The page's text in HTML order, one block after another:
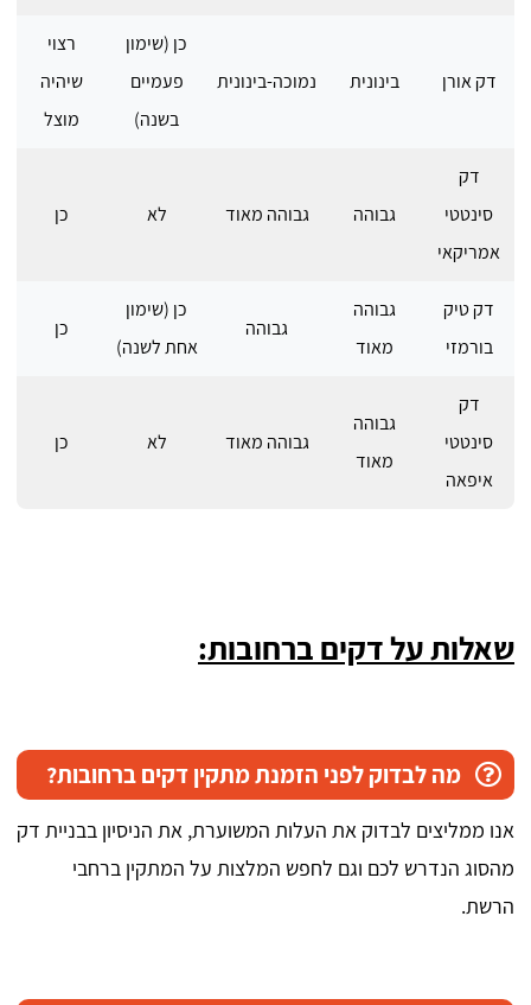
דק אורן בינונית נמוכה-בינונית
כן (שימון
פעמיים
בשנה)
רצוי
שיהיה
מוצל
דק
סינטטי
אמריקאי
גבוהה גבוהה מאוד לא כן
דק טיק
בורמזי
גבוהה
מאוד
גבוהה
כן (שימון
אחת לשנה)
כן
דק
סינטטי
איפאה
גבוהה
מאוד
גבוהה מאוד לא כן
שאלות על דקים ברחובות:
מה לבדוק לפני הזמנת מתקין דקים ברחובות?
אנו ממליצים לבדוק את העלות המשוערת, את הניסיון בבניית דק
מהסוג הנדרש לכם וגם לחפש המלצות על המתקין ברחבי
הרשת.